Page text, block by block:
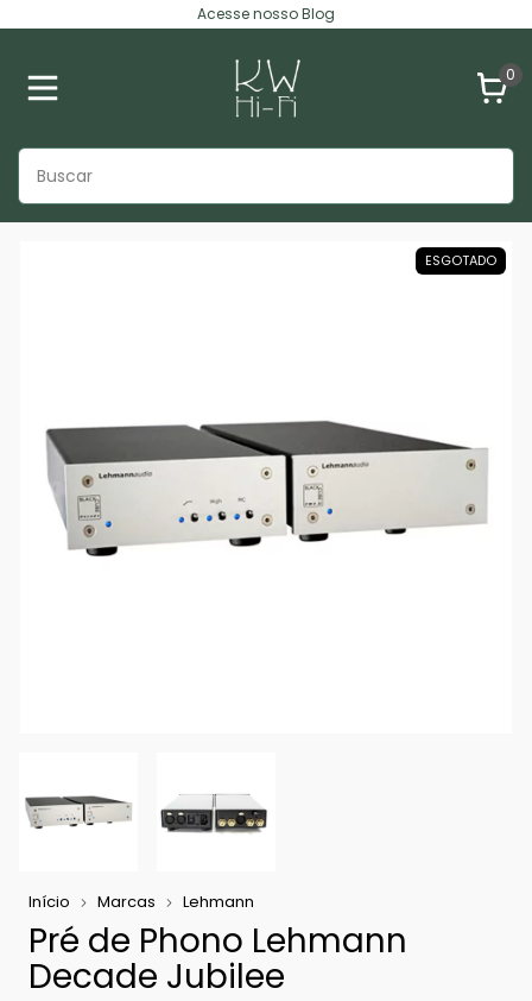
Acesse nosso Blog
0
ESGOTADO
Início Marcas Lehmann
Pré de Phono Lehmann
Decade Jubilee